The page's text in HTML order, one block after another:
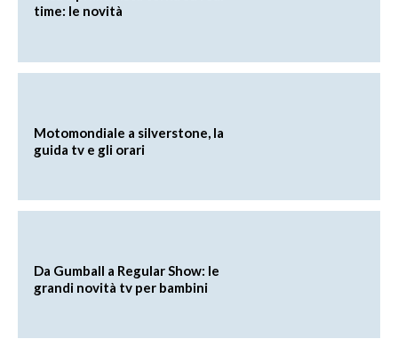
time: le novità
Motomondiale a silverstone, la
guida tv e gli orari
Da Gumball a Regular Show: le
grandi novità tv per bambini